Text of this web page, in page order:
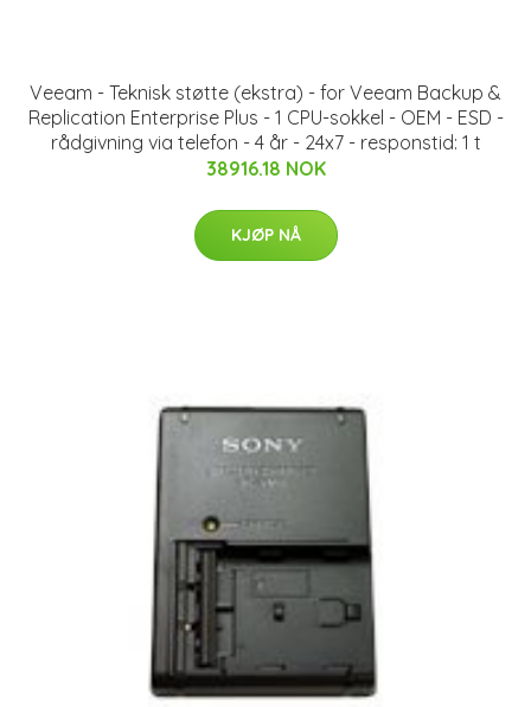
Veeam - Teknisk støtte (ekstra) - for Veeam Backup &
Replication Enterprise Plus - 1 CPU-sokkel - OEM - ESD -
rådgivning via telefon - 4 år - 24x7 - responstid: 1 t
38916.18 NOK
KJØP NÅ